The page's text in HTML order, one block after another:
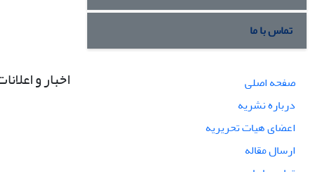
تماس با ما
صفحه اصلی
درباره نشریه
اعضای هیات تحریریه
ارسال مقاله
اخبار و